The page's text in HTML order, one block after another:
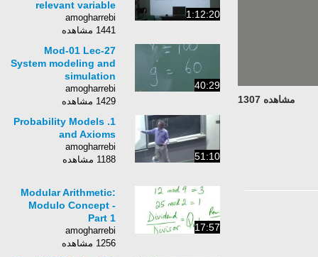
مشاهده 1307
1:12:20
relevant variable
amogharrebi
1441 مشاهده
40:29
Mod-01 Lec-27
System modeling and
simulation
amogharrebi
1429 مشاهده
51:10
1. Probability Models
and Axioms
amogharrebi
1188 مشاهده
17:57
Modular Arithmetic:
Modulo Concept -
Part 1
amogharrebi
1256 مشاهده